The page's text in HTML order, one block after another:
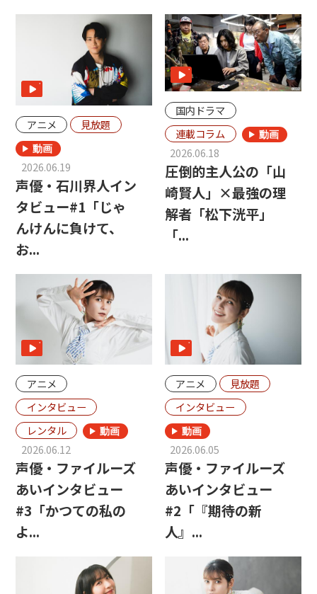
アニメ 見放題
2026.06.19
声優・石川界人イン
タビュー#1「じゃ
んけんに負けて、
お...
国内ドラマ
連載コラム
2026.06.18
圧倒的主人公の「山
崎賢人」×最強の理
解者「松下洸平」
「...
アニメ
インタビュー
レンタル
2026.06.12
声優・ファイルーズ
あいインタビュー
#3「かつての私の
よ...
アニメ
見放題
インタビュー
2026.06.05
声優・ファイルーズ
あいインタビュー
#2「『期待の新
人』...